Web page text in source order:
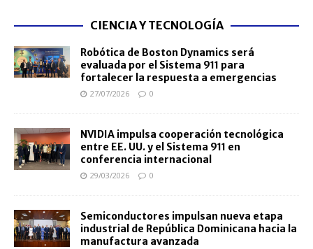
CIENCIA Y TECNOLOGÍA
Robótica de Boston Dynamics será
evaluada por el Sistema 911 para
fortalecer la respuesta a emergencias
27/07/2026 0
NVIDIA impulsa cooperación tecnológica
entre EE. UU. y el Sistema 911 en
conferencia internacional
29/03/2026 0
Semiconductores impulsan nueva etapa
industrial de República Dominicana hacia la
manufactura avanzada